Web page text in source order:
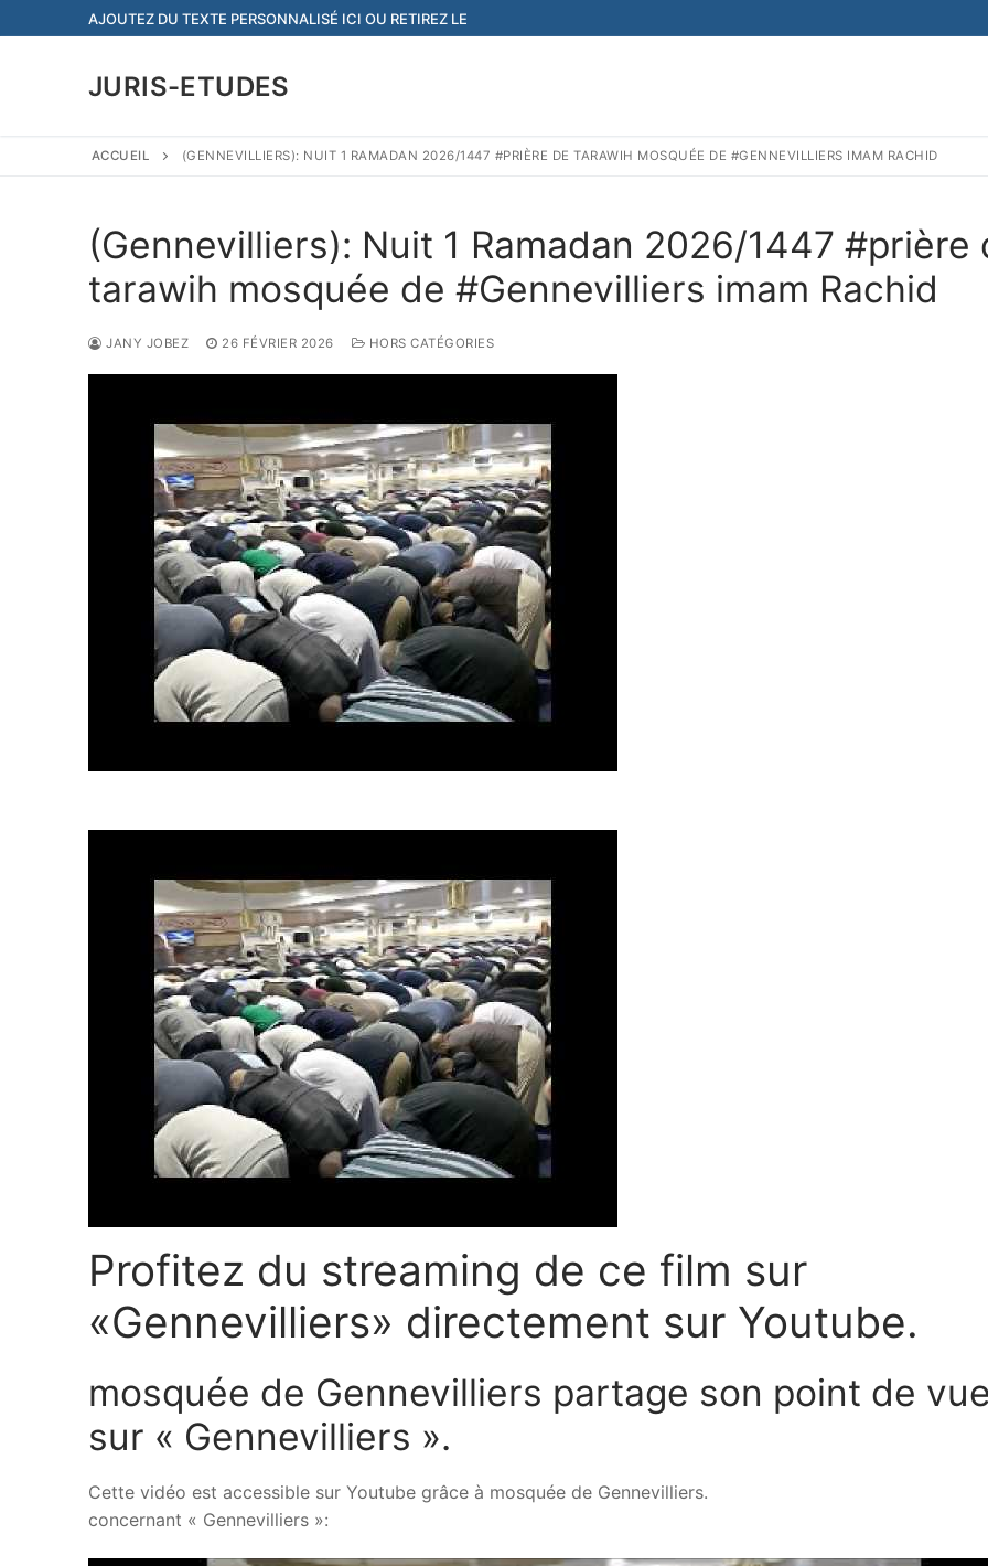
au
AJOUTEZ DU TEXTE PERSONNALISÉ ICI OU RETIREZ LE
JURIS-ETUDES
ACCUEIL (GENNEVILLIERS): NUIT 1 RAMADAN 2026/1447 #PRIÈRE DE TARAWIH MOSQUÉE DE #GENNEVILLIERS IMAM RACHID
(Gennevilliers): Nuit 1 Ramadan 2026/1447 #prière
tarawih mosquée de #Gennevilliers imam Rachid
JANY JOBEZ 26 FÉVRIER 2026 HORS CATÉGORIES
Profitez du streaming de ce film sur
«Gennevilliers» directement sur Youtube.
mosquée de Gennevilliers partage son point de
sur « Gennevilliers ».
Cette vidéo est accessible sur Youtube grâce à mosquée de Gennevilliers.
concernant « Gennevilliers »: